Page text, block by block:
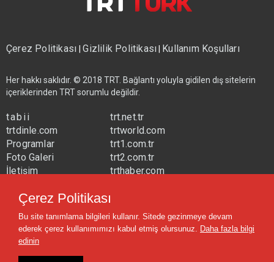
Çerez Politikası|Gizlilik Politikası| Kullanım Koşulları
Her hakkı saklıdır. © 2018 TRT. Bağlantı yoluyla gidilen dış sitelerin
içeriklerinden TRT sorumlu değildir.
tabii
trtdinle.com
Programlar
Foto Galeri
İletişim
trt.net.tr
trtworld.com
trt1.com.tr
trt2.com.tr
trthaber.com
trtavaz.com.tr
trtmuzik.net.tr
trtcocuk.net.tr
Çerez Politikası
Bu site tanımlama bilgileri kullanır. Sitede gezinmeye devam
ederek çerez kullanımımızı kabul etmiş olursunuz. Daha fazla bilgi
edinin